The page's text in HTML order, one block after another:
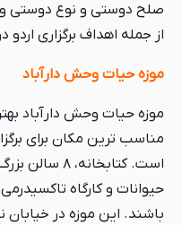
صلح دوستی و نوع دوستی و
از جمله اهداف برگزاری
موزه حیات وحش دارآباد
موزه حیات وحش دارآباد
مناسب ترین مکان برای
است.
حیوانات و کارگاه
باشند. این موزه در خیابان